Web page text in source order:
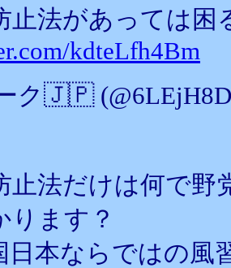
止法があっては困
kdteLfh4Bm
ク🇯🇵
止法だけは何で野
ります？
日本ならではの風